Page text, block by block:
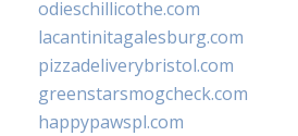
odieschillicothe.com
lacantinitagalesburg.com
pizzadeliverybristol.com
greenstarsmogcheck.com
happypawspl.com